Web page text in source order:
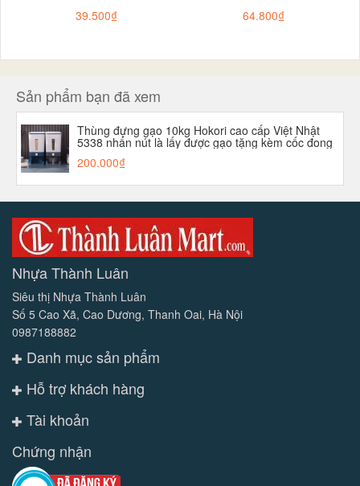
39.500₫
64.800₫
Sản phẩm bạn đã xem
Thùng đựng gạo 10kg Hokori cao cấp Việt Nhật
5338 nhấn nút là lấy được gạo tặng kèm cốc đong
200.000₫
Nhựa Thành Luân
Siêu thị Nhựa Thành Luân
Số 5 Cao Xã, Cao Dương, Thanh Oai, Hà Nội
0987188882
Danh mục sản phẩm
Hỗ trợ khách hàng
Tài khoản
Chứng nhận